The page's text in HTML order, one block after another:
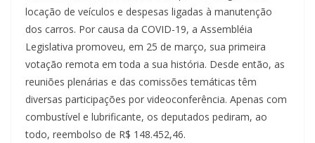
locação de veículos e despesas ligadas à manutenção
dos carros. Por causa da COVID-19, a Assembléia
Legislativa promoveu, em 25 de março, sua primeira
votação remota em toda a sua história. Desde então, as
reuniões plenárias e das comissões temáticas têm
diversas participações por videoconferência. Apenas com
combustível e lubrificante, os deputados pediram, ao
todo, reembolso de R$ 148.452,46.